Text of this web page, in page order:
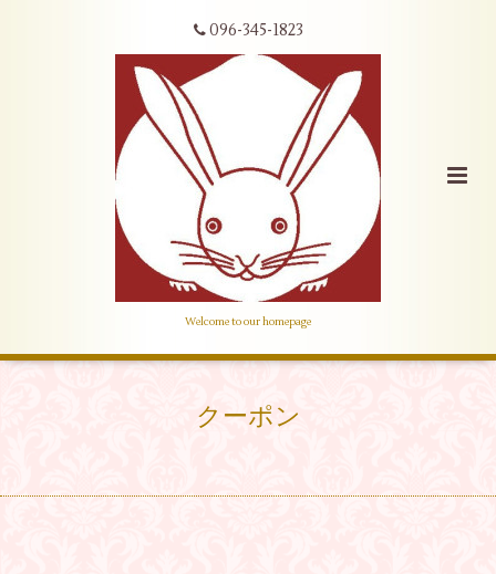
096-345-1823
Welcome to our homepage
クーポン